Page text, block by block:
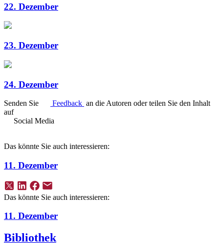
22. Dezember
23. Dezember
24. Dezember
Senden Sie Feedback an die Autoren oder teilen Sie den Inhalt
auf
Social Media
Das könnte Sie auch interessieren:
11. Dezember
Das könnte Sie auch interessieren:
11. Dezember
Bibliothek